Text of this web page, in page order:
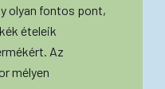
olyan fontos pont,
ételeik
Az
mélyen